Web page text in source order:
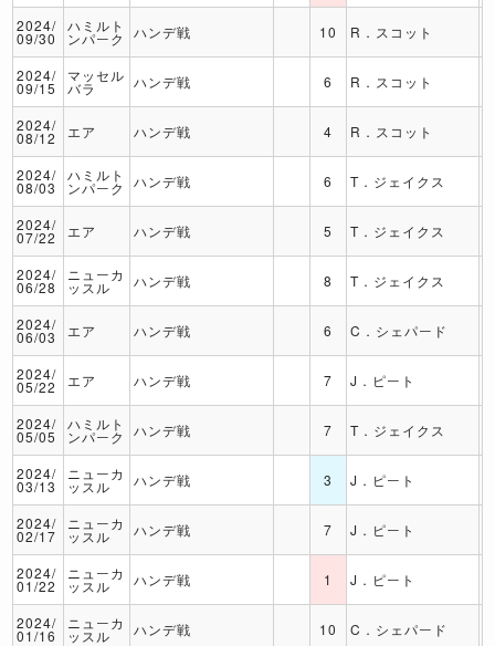
2024/
09/30
ハミルト
ンパーク ハンデ戦 10 R．スコット
2024/
09/15
マッセル
バラ ハンデ戦 6 R．スコット
2024/
08/12 エア ハンデ戦 4 R．スコット
2024/
08/03
ハミルト
ンパーク ハンデ戦 6 T．ジェイクス
2024/
07/22 エア ハンデ戦 5 T．ジェイクス
2024/
06/28
ニューカ
ッスル ハンデ戦 8 T．ジェイクス
2024/
06/03 エア ハンデ戦 6 C．シェパード
2024/
05/22 エア ハンデ戦 7 J．ピート
2024/
05/05
ハミルト
ンパーク ハンデ戦 7 T．ジェイクス
2024/
03/13
ニューカ
ッスル ハンデ戦 3 J．ピート
2024/
02/17
ニューカ
ッスル ハンデ戦 7 J．ピート
2024/
01/22
ニューカ
ッスル ハンデ戦 1 J．ピート
2024/
01/16
ニューカ
ッスル ハンデ戦 10 C．シェパード